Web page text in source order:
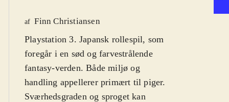
af Finn Christiansen
Playstation 3. Japansk rollespil, som
foregår i en sød og farvestrålende
fantasy-verden. Både miljø og
handling appellerer primært til piger.
Sværhedsgraden og sproget kan